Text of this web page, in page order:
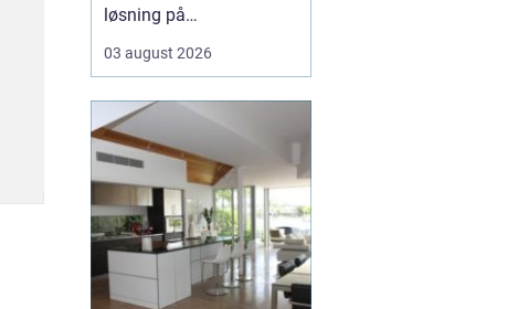
løsning på
både mere dagslys, et
førstehåndsindtryk og
mindre praktisk bøvl i
hverdagen. Mange i
området v&aeli...
03 august 2026